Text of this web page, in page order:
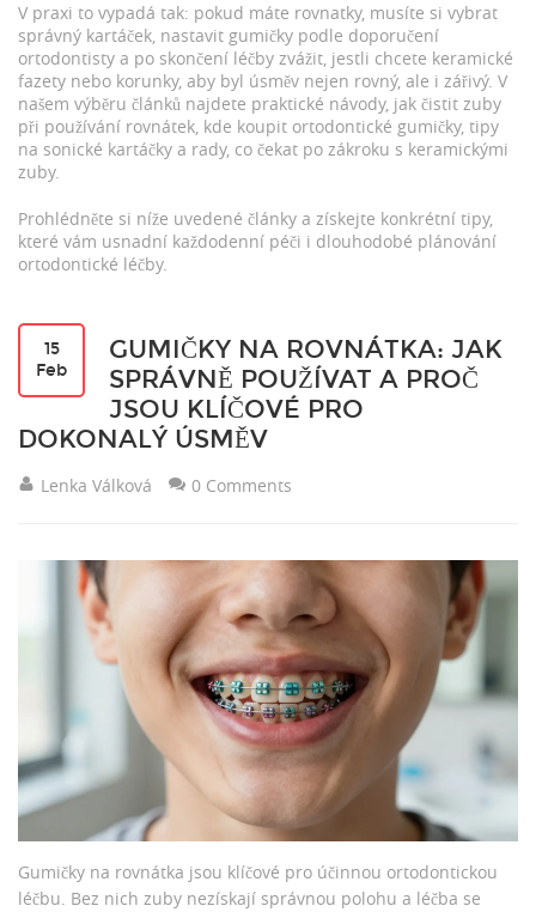
V praxi to vypadá tak: pokud máte rovnatky, musíte si vybrat
správný kartáček, nastavit gumičky podle doporučení
ortodontisty a po skončení léčby zvážit, jestli chcete keramické
fazety nebo korunky, aby byl úsměv nejen rovný, ale i zářivý. V
našem výběru článků najdete praktické návody, jak čistit zuby
při používání rovnátek, kde koupit ortodontické gumičky, tipy
na sonické kartáčky a rady, co čekat po zákroku s keramickými
zuby.
Prohlédněte si níže uvedené články a získejte konkrétní tipy,
které vám usnadní každodenní péči i dlouhodobé plánování
ortodontické léčby.
15
Feb
GUMIČKY NA ROVNÁTKA: JAK
SPRÁVNĚ POUŽÍVAT A PROČ
JSOU KLÍČOVÉ PRO
DOKONALÝ ÚSMĚV
Lenka Válková 0 Comments
Gumičky na rovnátka jsou klíčové pro účinnou ortodontickou
léčbu. Bez nich zuby nezískají správnou polohu a léčba se